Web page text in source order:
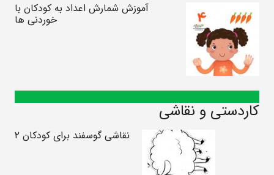
آموزش شمارش اعداد به کودکان با
خوردنی ها
کاردستی و نقاشی
نقاشی گوسفند برای کودکان ۲